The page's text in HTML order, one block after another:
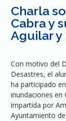
Charla
Cabra y
Aguilar y
Con motivo del
Desastres, el
ha participado
inundaciones en
impartida por
Ayuntamiento